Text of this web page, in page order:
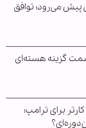
پیش می‌رود؛ توافق
سمت گزینه هسته‌ای
برای ترامپ؛